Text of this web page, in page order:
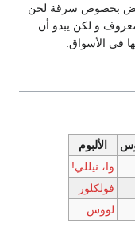
بخصوص سرقة لحن
معروف و لكن يبدو أن
في الأسواق.
الألبوم
وا، نيللي!
فولكلور
لووس